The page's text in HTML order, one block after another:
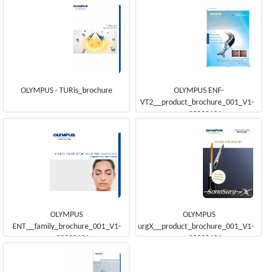
OLYMPUS - TURis_brochure
OLYMPUS ENF-
VT2__product_brochure_001_V1-
en_20000101
OLYMPUS
ENT__family_brochure_001_V1-
en_20000101
OLYMPUS
SonoSurgX__product_brochure_001_V1-
en_20000101